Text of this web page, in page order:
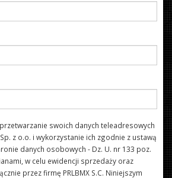
swoich danych teleadresowych
Sp. z o.o. i wykorzystanie ich zgodnie z ustawą
danych osobowych - Dz. U. nr 133 poz.
w celu ewidencji sprzedaży oraz
przez firmę PRLBMX S.C. Niniejszym